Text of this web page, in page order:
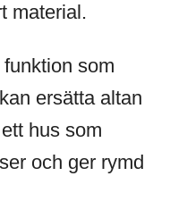
material.
som
ersätta altan
hus som
och ger rymd